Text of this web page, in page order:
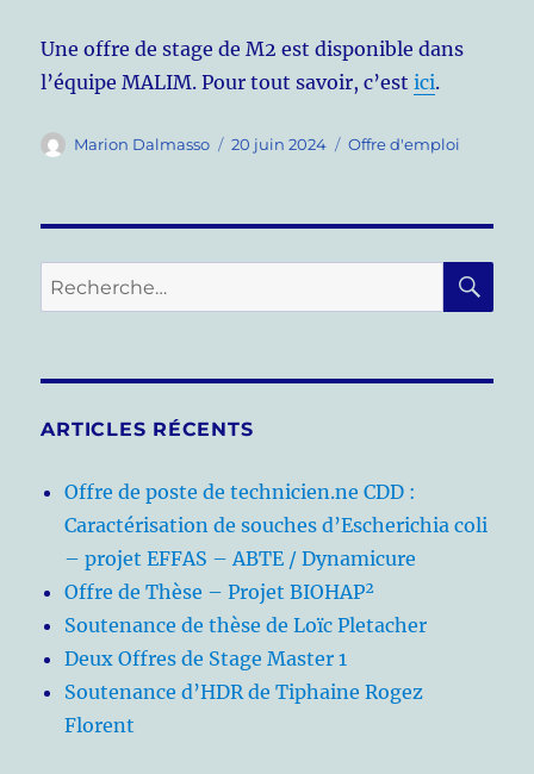
Une offre de stage de M2 est disponible dans
l’équipe MALIM. Pour tout savoir, c’estici.
Auteur
Marion Dalmasso
Publié
20 juin 2024 Catégories
Offre d'emploi
Recherche
pour :
ARTICLES RÉCENTS
Offre de poste de technicien.ne CDD :
Caractérisation de souches d’Escherichia coli
– projet EFFAS – ABTE / Dynamicure
Offre de Thèse – Projet BIOHAP²
Soutenance de thèse de Loïc Pletacher
Deux Offres de Stage Master 1
Soutenance d’HDR de Tiphaine Rogez
Florent